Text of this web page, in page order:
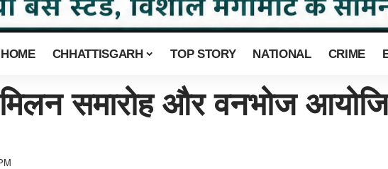
HOME CHHATTISGARH TOP STORY NATIONAL CRIME
समारोह और वनभोज